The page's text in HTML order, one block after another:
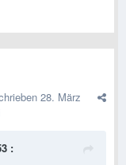
28. März
: